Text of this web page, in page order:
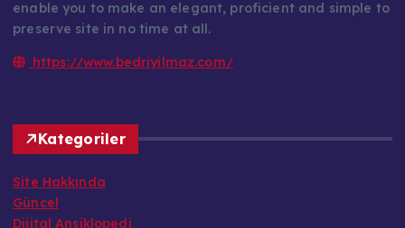
enable you to make an elegant, proficient and simple to
preserve site in no time at all.
https://www.bedriyilmaz.com/
Kategoriler
Site Hakkında
Güncel
Dijital Ansiklopedi